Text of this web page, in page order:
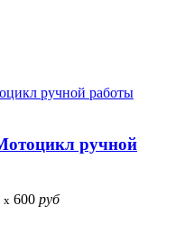
ручной
x 600 руб